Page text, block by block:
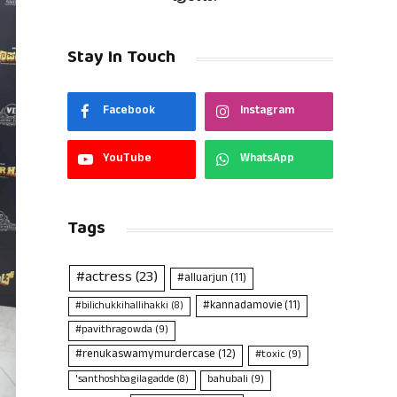
Stay In Touch
Facebook Instagram
YouTube WhatsApp
Tags
#actress(23) #alluarjun(11)
#bilichukkihallihakki (8) #kannadamovie(11)
#pavithragowda (9)
#renukaswamymurdercase(12) #toxic(9)
'santhoshbagilagadde (8) bahubali (9)